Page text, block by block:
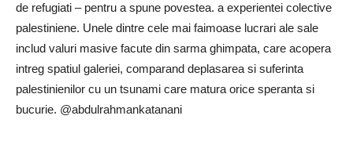
de refugiati – pentru a spune povestea. a experientei colective
palestiniene. Unele dintre cele mai faimoase lucrari ale sale
includ valuri masive facute din sarma ghimpata, care acopera
intreg spatiul galeriei, comparand deplasarea si suferinta
palestinienilor cu un tsunami care matura orice speranta si
bucurie. @abdulrahmankatanani